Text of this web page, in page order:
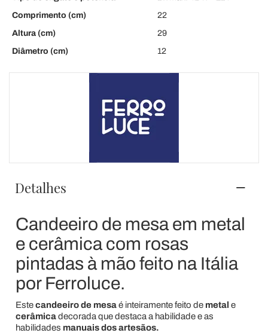
Comprimento (cm)
22
Altura (cm)
29
Diâmetro (cm)
12
Detalhes
Candeeiro de mesa em metal
e cerâmica com rosas
pintadas à mão feito na Itália
por Ferroluce.
Estecandeeiro de mesaé inteiramente feito de metal e
cerâmicadecorada que destaca a habilidade e as
habilidades manuais dos artesãos.